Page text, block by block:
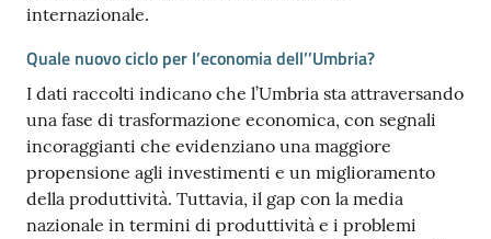
internazionale.
Quale nuovo ciclo per l’economia dell’’Umbria?
I dati raccolti indicano che l’Umbria sta attraversando
una fase di trasformazione economica, con segnali
incoraggianti che evidenziano una maggiore
propensione agli investimenti e un miglioramento
della produttività. Tuttavia, il gap con la media
nazionale in termini di produttività e i problemi